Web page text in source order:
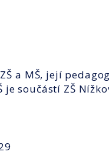
a MŠ, její
součástí ZŠ